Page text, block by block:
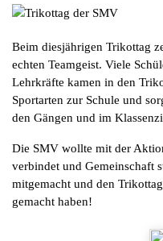
Beim diesjährigen Trikottag
echten Teamgeist. Viele
Lehrkräfte kamen in den
Sportarten zur Schule und
den Gängen und im
Die SMV wollte mit der
verbindet und Gemeinschaft
mitgemacht und den
gemacht haben!